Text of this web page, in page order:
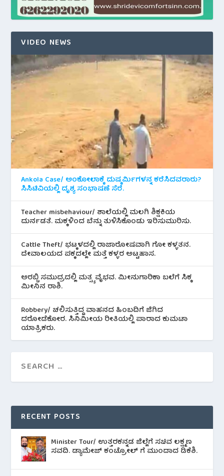
VIDEO NEWS
Ankola Case/ ಅಂಕೋಲಾಕ್ಕೆ ದುಷ್ಕರ್ಮಿಗಳನ್ನ ಕರೆಸಿದವರಾರು?
ಸಿಸಿಟಿವಿಯಲ್ಲಿ ದೃಶ್ಯ ಸಂಭಾಷಣೆ ಸೆರೆ.
Teacher misbehaviour/ ಶಾಲೆಯಲ್ಲಿ ಮಲಗಿ ಶಿಕ್ಷಕಿಯ
ದುರ್ನಡತೆ. ಮಕ್ಕಳಿಂದ ಬೆನ್ನು ತುಳಿಸಿಕೊಂಡು ಇರಿಸುಮುರಿಸು.
Cattle Theft/ ಭಟ್ಕಳದಲ್ಲಿ ರಾಜಾರೋಷವಾಗಿ ಗೋ ಕಳ್ಳತನ.
ದೇವಾಲಯದ ಪಕ್ಕದಲ್ಲೇ ಮತ್ತೆ ಕಳ್ಳರ ಅಟ್ಟಹಾಸ.
ಅರಬ್ಬಿ ಸಮುದ್ರದಲ್ಲಿ ಮತ್ಸ್ಯ ವೈಭವ. ಮೀನುಗಾರಿಕಾ ಬಲೆಗೆ ಸಿಕ್ಕ
ಮೀನಿನ‌ ರಾಶಿ.
Robbery/ ಚಲಿಸುತ್ತಿದ್ದ ವಾಹನದ ಹಿಂಬದಿಗೆ ಜಿಗಿದ
ದರೋಡೆಕೋರ. ಸಿನಿಮೀಯ ರೀತಿಯಲ್ಲಿ ಪಾರಾದ ಕುಮಟಾ
ಯಾತ್ರಿಕರು.
RECENT POSTS
Minister Tour/ ಉತ್ತರಕನ್ನಡ ಜಿಲ್ಲೆಗೆ ಸಚಿವ ಲಕ್ಷ್ಮಣ
ಸವದಿ. ಡ್ಯಾಮೇಜ್ ಕಂಟ್ರೋಲ್ ಗೆ ಮುಂದಾದ ಡಿಕೆಶಿ.